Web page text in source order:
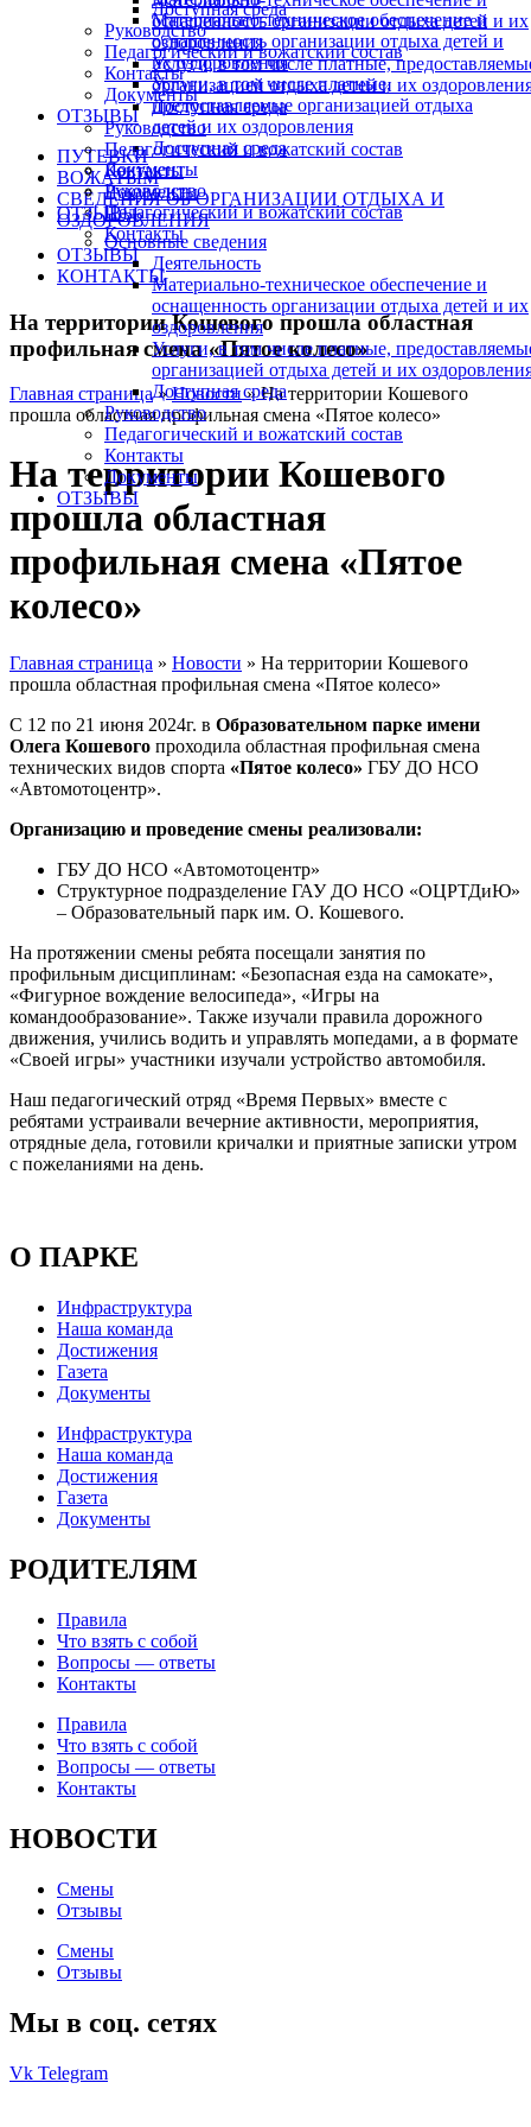
Доступная среда
Руководство
Педагогический и вожатский состав
Контакты
Документы
ОТЗЫВЫ
ПУТЕВКИ
ВОЖАТЫМ
СВЕДЕНИЯ ОБ ОРГАНИЗАЦИИ ОТДЫХА И
ОЗДОРОВЛЕНИЯ
Основные сведения
Деятельность
Материально-техническое обеспечение и
оснащенность организации отдыха детей и их
оздоровления
Услуги, в том числе платные,
организацией отдыха детей и их
Доступная среда
Руководство
Педагогический и вожатский состав
Контакты
Документы
ОТЗЫВЫ
оснащенность организации отдыха детей и их
оздоровления
Услуги, в том числе платные,
организацией отдыха детей и их
Доступная среда
Руководство
Педагогический и вожатский состав
Контакты
Документы
ОТЗЫВЫ
Материально-техническое обеспечение и
оснащенность организации отдыха детей и
их оздоровления
Услуги, в том числе платные,
предоставляемые организацией отдыха
детей и их оздоровления
Доступная среда
Документы
Руководство
Педагогический и вожатский состав
Контакты
ОТЗЫВЫ
КОНТАКТЫ
На территории Кошевого прошла областная
профильная смена «Пятое колесо»
Главная страница»Новости»На территории Кошевого
прошла областная профильная смена «Пятое колесо»
На территории Кошевого
прошла областная
профильная смена «Пятое
колесо»
Главная страница » Новости » На территории Кошевого
прошла областная профильная смена «Пятое колесо»
С 12 по 21 июня 2024г. в Образовательном парке имени
Олега Кошевого проходила областная профильная смена
технических видов спорта «Пятое колесо» ГБУ ДО НСО
«Автомотоцентр».
Организацию и проведение смены реализовали:
ГБУ ДО НСО «Автомотоцентр»
Структурное подразделение ГАУ ДО НСО «ОЦРТДиЮ»
– Образовательный парк им. О. Кошевого.
На протяжении смены ребята посещали занятия по
профильным дисциплинам: «Безопасная езда на самокате»,
«Фигурное вождение велосипеда», «Игры на
командообразование». Также изучали правила дорожного
движения, учились водить и управлять мопедами, а в формате
«Своей игры» участники изучали устройство автомобиля.
Наш педагогический отряд «Время Первых» вместе с
ребятами устраивали вечерние активности, мероприятия,
отрядные дела, готовили кричалки и приятные записки утром
с пожеланиями на день.
О ПАРКЕ
Инфраструктура
Наша команда
Достижения
Газета
Документы
Инфраструктура
Наша команда
Достижения
Газета
Документы
РОДИТЕЛЯМ
Правила
Что взять с собой
Вопросы — ответы
Контакты
Правила
Что взять с собой
Вопросы — ответы
Контакты
НОВОСТИ
Смены
Отзывы
Смены
Отзывы
Мы в соц. сетях
Vk Telegram